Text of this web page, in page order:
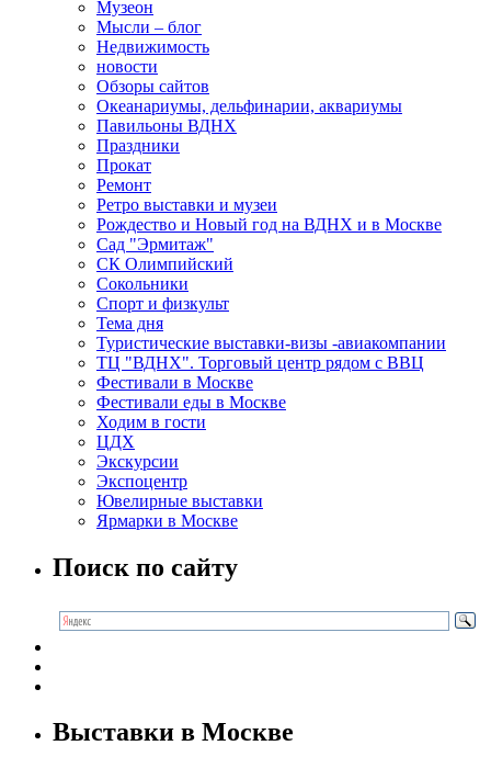
Музеон
Мысли – блог
Недвижимость
новости
Обзоры сайтов
Океанариумы, дельфинарии, аквариумы
Павильоны ВДНХ
Праздники
Прокат
Ремонт
Ретро выставки и музеи
Рождество и Новый год на ВДНХ и в Москве
Сад "Эрмитаж"
СК Олимпийский
Сокольники
Спорт и физкульт
Тема дня
Туристические выставки-визы -авиакомпании
ТЦ "ВДНХ". Торговый центр рядом с ВВЦ
Фестивали в Москве
Фестивали еды в Москве
Ходим в гости
ЦДХ
Экскурсии
Экспоцентр
Ювелирные выставки
Ярмарки в Москве
Поиск по сайту
Выставки в Москве